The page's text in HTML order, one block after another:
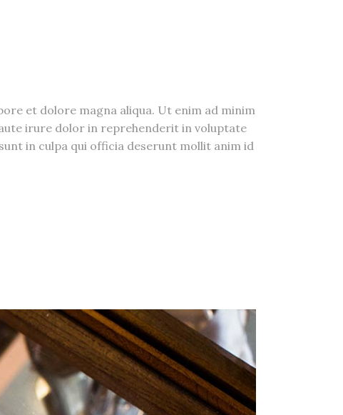
et dolore magna aliqua. Ut enim ad minim
irure dolor in reprehenderit in voluptate
in culpa qui officia deserunt mollit anim id